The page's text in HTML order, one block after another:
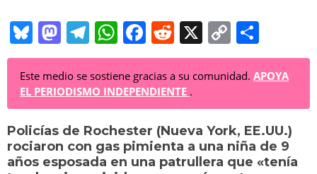
Bl
u
e
sk
y
M
a
st
o
d
o
T
el
e
gr
a
m
W
h
at
s
A
p
F
a
c
e
b
o
R
e
d
di
t
X
C
o
p
y
Li
n
o
m
p
ar
tir
Este medio se sostiene gracias a su comunidad. APOYA
EL PERIODISMO INDEPENDIENTE .
Policías de Rochester (Nueva York, EE.UU.)
rociaron con gas pimienta a una niña de 9
años esposada en una patrullera que «tenía